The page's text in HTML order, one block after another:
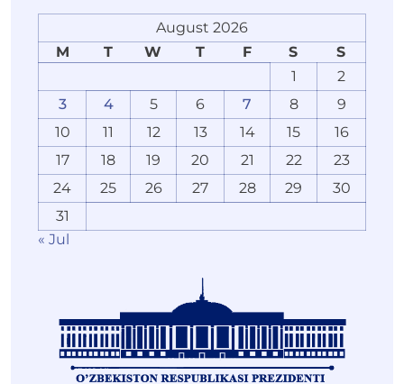
August 2026
M
T W T F S
S
1
2
3
4 5 6 7 8
9
10
11 12 13 14 15
16
17
18 19 20 21 22
23
24
25 26 27 28 29
30
31
« Jul